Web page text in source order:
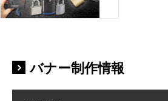
バナー制作情報